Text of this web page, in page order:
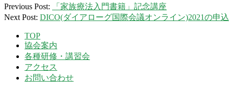
2021-
08-
Previous Post:
「家族療法入門書籍」記念講座
Next Post: DICO(ダイアローグ国際会議オンライン)2021の申
TOP
協会案内
各種研修・講習会
アクセス
お問い合わせ